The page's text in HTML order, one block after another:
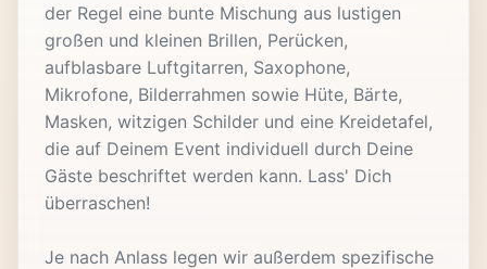
der Regel eine bunte Mischung aus lustigen
großen und kleinen Brillen, Perücken,
aufblasbare Luftgitarren, Saxophone,
Mikrofone, Bilderrahmen sowie Hüte, Bärte,
Masken, witzigen Schilder und eine Kreidetafel,
die auf Deinem Event individuell durch Deine
Gäste beschriftet werden kann. Lass' Dich
überraschen!
Je nach Anlass legen wir außerdem spezifische